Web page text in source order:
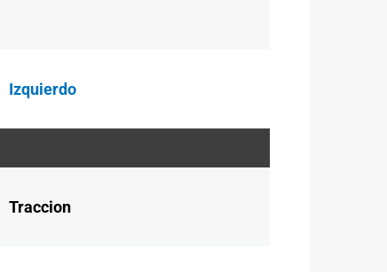
Izquierdo
Traccion